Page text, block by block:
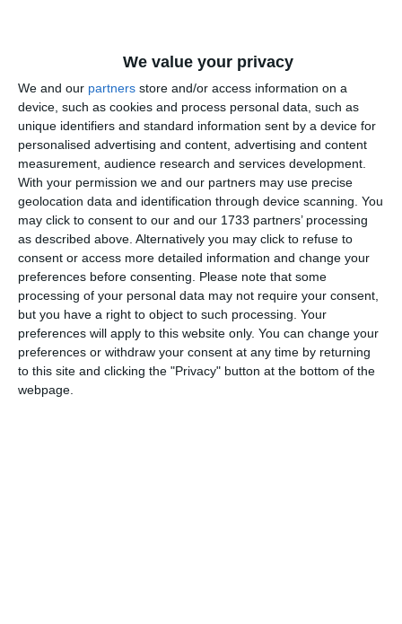
We value your privacy
We and our partners store and/or access information on a
device, such as cookies and process personal data, such as
unique identifiers and standard information sent by a device for
personalised advertising and content, advertising and content
measurement, audience research and services development.
With your permission we and our partners may use precise
geolocation data and identification through device scanning. You
may click to consent to our and our 1733 partners’ processing
as described above. Alternatively you may click to refuse to
consent or access more detailed information and change your
preferences before consenting. Please note that some
processing of your personal data may not require your consent,
but you have a right to object to such processing. Your
preferences will apply to this website only. You can change your
preferences or withdraw your consent at any time by returning
to this site and clicking the "Privacy" button at the bottom of the
webpage.
îndeplinirea condițiilor specifice, conform fișei postului,
pentru ocuparea funcției publice;
nu a fost condamnată pentru săvârșirea unei infracțiuni
contra umanității, contra statului sau contra autorității,
infracțiuni de corupție și de serviciu, infracțiuni care
împiedică înfăptuirea justiției, infracțiuni de fals ori a unei
infracțiuni săvârșite cu intenție care ar face-o incompatibilă
cu exercitarea funcției publice, cu excepția situației în care a
intervenit reabilitarea, amnistia post-condamnatorie sau
dezincriminarea faptei;
nu le-a fost interzis dreptul de a ocupa o funcție publică
sau de a exercita profesia ori activitatea în executarea căreia
a săvârșit fapta, prin hotărâre judecătorească definitivă, în